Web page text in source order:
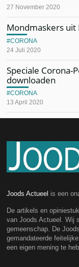
27 November 2020
Mondmaskers uit
24 Juli 2020
CORONA
Speciale Corona-
downloaden
13 April 2020
CORONA
Joods Actueel is een
De artikels en
van Joods Actueel. Wij
gemeenschap. De
gemandateerde
een eigen mening te